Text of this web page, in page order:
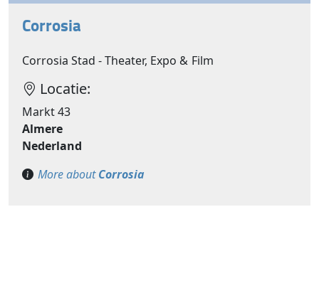
Corrosia
Corrosia Stad - Theater, Expo & Film
Locatie:
Markt 43
Almere
Nederland
More aboutCorrosia